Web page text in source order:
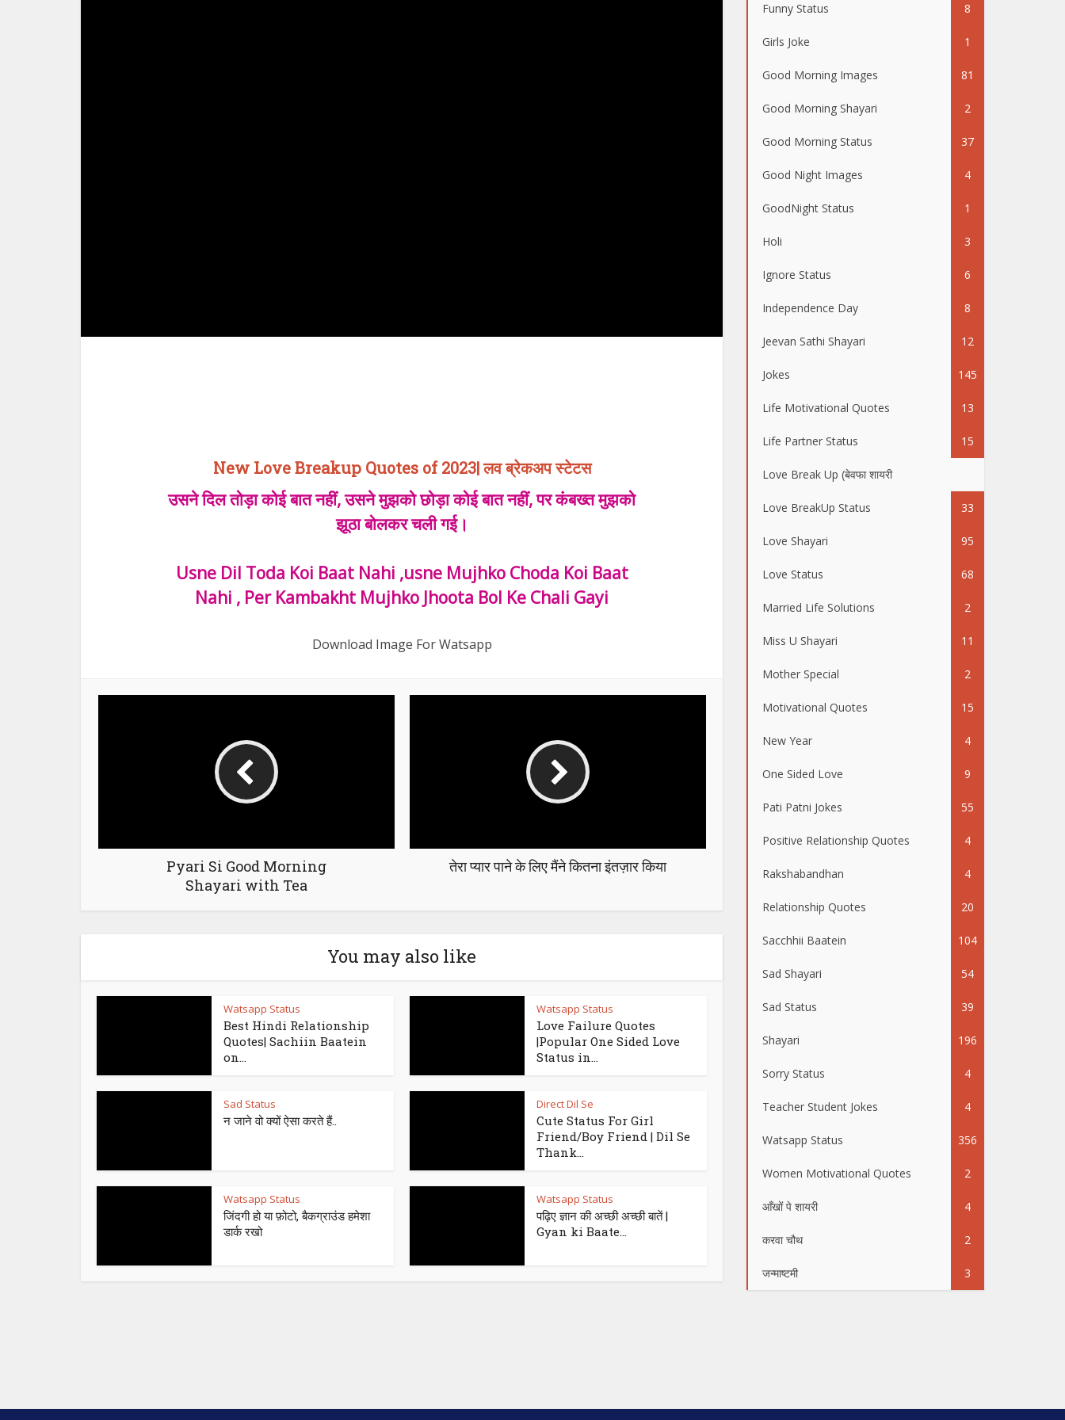
New Love Breakup Quotes of 2023| लव ब्रेकअप स्टेटस
उसने दिल तोड़ा कोई बात नहीं, उसने मुझको छोड़ा कोई बात नहीं, पर कंबख्त मुझको
झूठा बोलकर चली गई।
Usne Dil Toda Koi Baat Nahi ,usne Mujhko Choda Koi Baat
Nahi , Per Kambakht Mujhko Jhoota Bol Ke Chali Gayi
Download Image For Watsapp
Pyari Si Good Morning
Shayari with Tea
तेरा प्यार पाने के लिए मैंने कितना इंतज़ार किया
You may also like
Watsapp Status
Best Hindi Relationship
Quotes| Sachiin Baatein
on...
Watsapp Status
Love Failure Quotes
|Popular One Sided Love
Status in...
Sad Status
न जाने वो क्यों ऐसा करते हैं..
Direct Dil Se
Cute Status For Girl
Friend/Boy Friend | Dil Se
Thank...
Watsapp Status
जिंदगी हो या फ़ोटो, बैकग्राउंड हमेशा
डार्क रखो
Watsapp Status
पढ़िए ज्ञान की अच्छी अच्छी बातें |
Gyan ki Baate...
Funny Status 8
Girls Joke 1
Good Morning Images 81
Good Morning Shayari 2
Good Morning Status 37
Good Night Images 4
GoodNight Status 1
Holi 3
Ignore Status 6
Independence Day 8
Jeevan Sathi Shayari 12
Jokes 145
Life Motivational Quotes 13
Life Partner Status 15
Love Break Up (बेवफा शायरी
Love BreakUp Status 33
Love Shayari 95
Love Status 68
Married Life Solutions 2
Miss U Shayari 11
Mother Special 2
Motivational Quotes 15
New Year 4
One Sided Love 9
Pati Patni Jokes 55
Positive Relationship Quotes 4
Rakshabandhan 4
Relationship Quotes 20
Sacchhii Baatein 104
Sad Shayari 54
Sad Status 39
Shayari 196
Sorry Status 4
Teacher Student Jokes 4
Watsapp Status 356
Women Motivational Quotes 2
आँखों पे शायरी 4
करवा चौथ 2
जन्माष्टमी 3